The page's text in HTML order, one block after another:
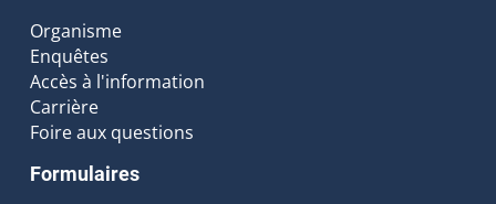
Organisme
Enquêtes
Accès à l'information
Carrière
Foire aux questions
Formulaires